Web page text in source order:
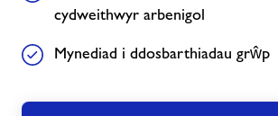
cydweithwyr arbenigol
Mynediad i ddosbarthiadau grŵp